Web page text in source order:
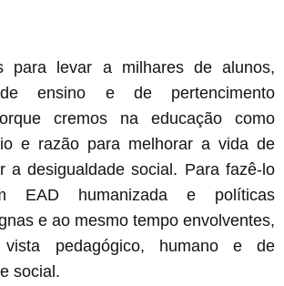
para levar a milhares de alunos,
de ensino e de pertencimento
cremos na educação como
e razão para melhorar a vida de
a desigualdade social. Para fazê-lo
EAD humanizada e políticas
e ao mesmo tempo envolventes,
pedagógico, humano e de
social.